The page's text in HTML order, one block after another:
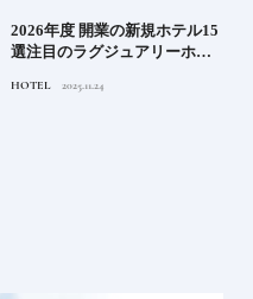
2026年度 開業の新規ホテル15
選注目のラグジュアリーホテ
ィホテルまでご紹介【後編】
HOTEL 2025.11.24